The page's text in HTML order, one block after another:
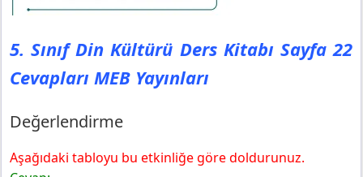
5. Sınıf Din Kültürü Ders Kitabı Sayfa 22
Cevapları MEB Yayınları
Değerlendirme
Aşağıdaki tabloyu bu etkinliğe göre doldurunuz.